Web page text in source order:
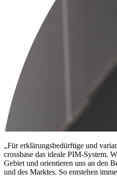
„Für erklärungsbedürftige und
crossbase das ideale PIM-System.
Gebiet und orientieren uns an den
und des Marktes. So entstehen